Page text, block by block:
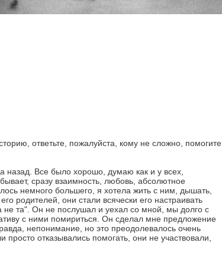
ответьте, пожалуйста, кому не сложно, помогите
Все было хорошо, думаю как и у всех,
сразу взаимность, любовь, абсолютное
немного большего, я хотела жить с ним, дышать,
родителей, они стали всячески его настраивать
не та". Он не послушал и уехал со мной, мы долго с
с ними помириться. Он сделал мне предложение
непонимание, но это преодолевалось очень
отказывались помогать, они не участвовали,